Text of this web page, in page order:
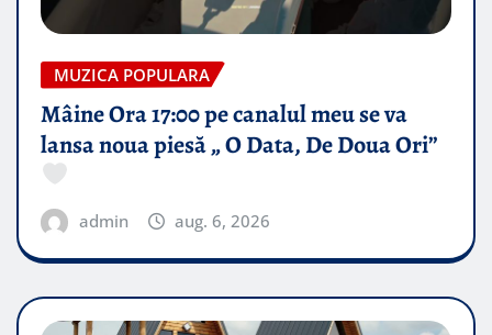
MUZICA POPULARA
Mâine Ora 17:00 pe canalul meu se va
lansa noua piesă „ O Data, De Doua Ori”
admin aug. 6, 2026